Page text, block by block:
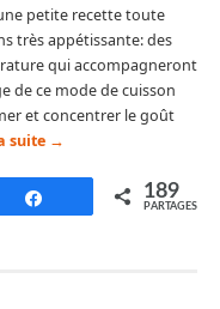
petite recette toute
très appétissante: des
qui accompagneront
de ce mode de cuisson
et concentrer le goût
suite →
Partagez 189
PARTAGES